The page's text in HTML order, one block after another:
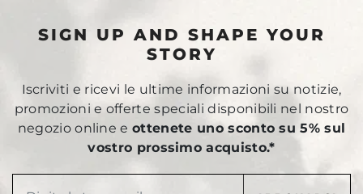
SIGN UP AND SHAPE YOUR
STORY
Iscriviti e ricevi le ultime informazioni su notizie,
promozioni e offerte speciali disponibili nel nostro
negozio online eottenete uno sconto su 5% sul
vostro prossimo acquisto.*